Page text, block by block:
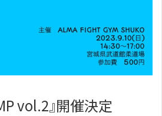
vol.2』開催決定